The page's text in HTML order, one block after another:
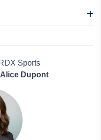
Sports
Alice Dupont